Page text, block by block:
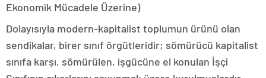
Ekonomik Mücadele Üzerine)
Dolayısıyla modern-kapitalist toplumun ürünü olan
sendikalar, birer sınıf örgütleridir; sömürücü kapitalist
sınıfa karşı, sömürülen, işgücüne el konulan İşçi